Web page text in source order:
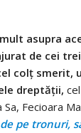
asupra
de cei
colț smerit,
dreptății,
Fecioara
pe tronuri, s